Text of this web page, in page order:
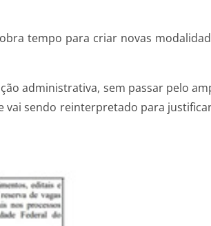
tempo para criar novas
administrativa, sem passar pelo
vai sendo reinterpretado para